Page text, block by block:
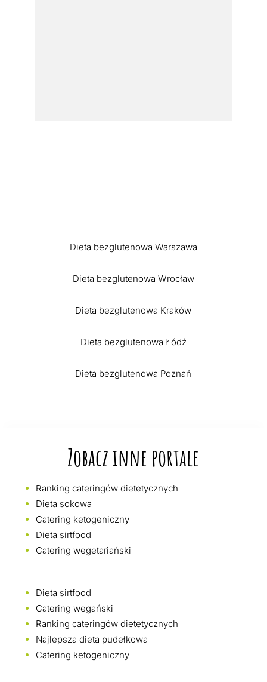
Dieta bezglutenowa Warszawa
Dieta bezglutenowa Wrocław
Dieta bezglutenowa Kraków
Dieta bezglutenowa Łódź
Dieta bezglutenowa Poznań
Zobacz inne portale
Ranking cateringów dietetycznych
Dieta sokowa
Catering ketogeniczny
Dieta sirtfood
Catering wegetariański
Dieta sirtfood
Catering wegański
Ranking cateringów dietetycznych
Najlepsza dieta pudełkowa
Catering ketogeniczny